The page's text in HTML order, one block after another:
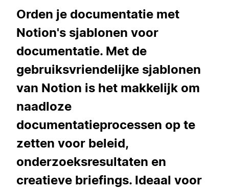
Orden je documentatie met
Notion's sjablonen voor
documentatie. Met de
gebruiksvriendelijke sjablonen
van Notion is het makkelijk om
naadloze
documentatieprocessen op te
zetten voor beleid,
onderzoeksresultaten en
creatieve briefings. Ideaal voor